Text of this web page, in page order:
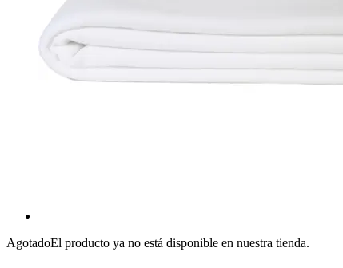
AgotadoEl producto ya no está disponible en nuestra tienda.